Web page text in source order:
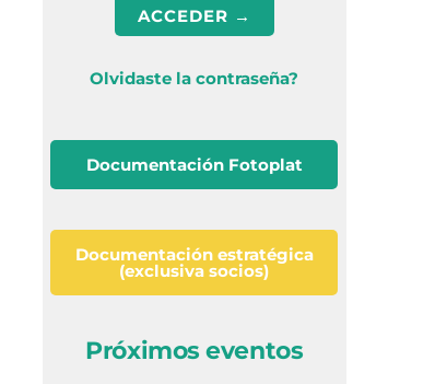
Olvidaste la contraseña?
Documentación Fotoplat
Documentación estratégica
(exclusiva socios)
Próximos eventos